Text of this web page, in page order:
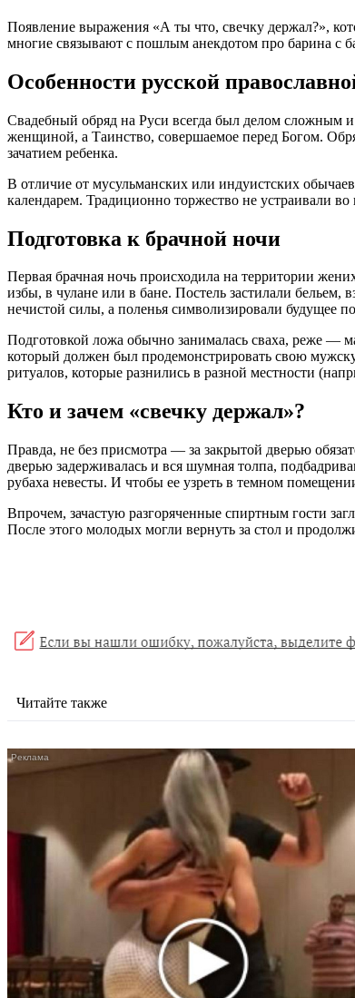
Появление выражения «А ты что, свечку держал?»,
многие связывают с пошлым анекдотом про барина с
Особенности русской
Свадебный обряд на Руси всегда был делом сложным
женщиной, а Таинство, совершаемое перед Богом.
зачатием ребенка.
В отличие от мусульманских или индуистских
календарем. Традиционно торжество не устраивали
Подготовка к брачной ночи
Первая брачная ночь происходила на территории
избы, в чулане или в бане. Постель застилали
нечистой силы, а поленья символизировали будущее
Подготовкой ложа обычно занималась сваха, реже —
который должен был продемонстрировать свою
ритуалов, которые разнились в разной местности
Кто и зачем «свечку держал»?
Правда, не без присмотра — за закрытой дверью
дверью задерживалась и вся шумная толпа,
рубаха невесты. И чтобы ее узреть в темном
Впрочем, зачастую разгоряченные спиртным гости
После этого молодых могли вернуть за стол и
Читайте также